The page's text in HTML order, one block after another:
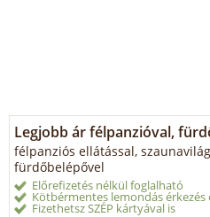
Legjobb ár félpanzióval,
félpanziós ellátással,
fürdőbelépővel
Előrefizetés nélkül foglalható
Kötbérmentes lemondás
Fizethetsz SZÉP kártyával is